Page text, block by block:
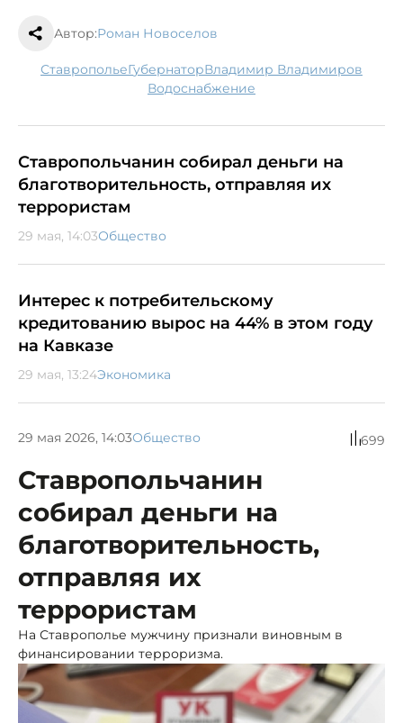
Автор:Роман Новоселов
Ставрополье губернатор
Владимир Владимиров
водоснабжение
Ставропольчанин собирал деньги на
благотворительность, отправляя их
террористам
29 мая, 14:03Общество
Интерес к потребительскому
кредитованию вырос на 44% в этом году
на Кавказе
29 мая, 13:24Экономика
29 мая 2026, 14:03Общество 699
Ставропольчанин
собирал деньги на
благотворительность,
отправляя их
террористам
На Ставрополье мужчину признали виновным в
финансировании терроризма.